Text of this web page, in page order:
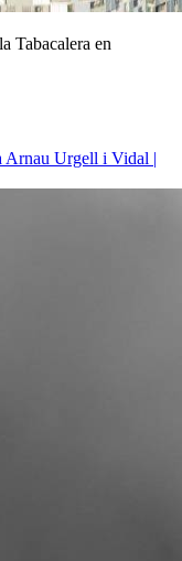
Tabacalera en
Arnau Urgell i Vidal |